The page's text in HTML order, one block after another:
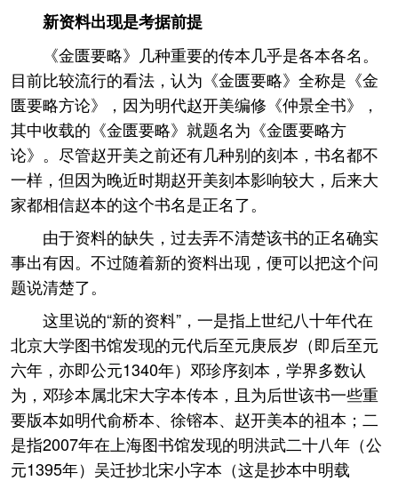
新资料出现是考据前提
《金匮要略》几种重要的传本几乎是各本各名。
目前比较流行的看法，认为《金匮要略》全称是《金
匮要略方论》，因为明代赵开美编修《仲景全书》，
其中收载的《金匮要略》就题名为《金匮要略方
论》。尽管赵开美之前还有几种别的刻本，书名都不
一样，但因为晚近时期赵开美刻本影响较大，后来大
家都相信赵本的这个书名是正名了。
由于资料的缺失，过去弄不清楚该书的正名确实
事出有因。不过随着新的资料出现，便可以把这个问
题说清楚了。
这里说的“新的资料”，一是指上世纪八十年代在
北京大学图书馆发现的元代后至元庚辰岁（即后至元
六年，亦即公元1340年）邓珍序刻本，学界多数认
为，邓珍本属北宋大字本传本，且为后世该书一些重
要版本如明代俞桥本、徐镕本、赵开美本的祖本；二
是指2007年在上海图书馆发现的明洪武二十八年（公
元1395年）吴迁抄北宋小字本（这是抄本中明载